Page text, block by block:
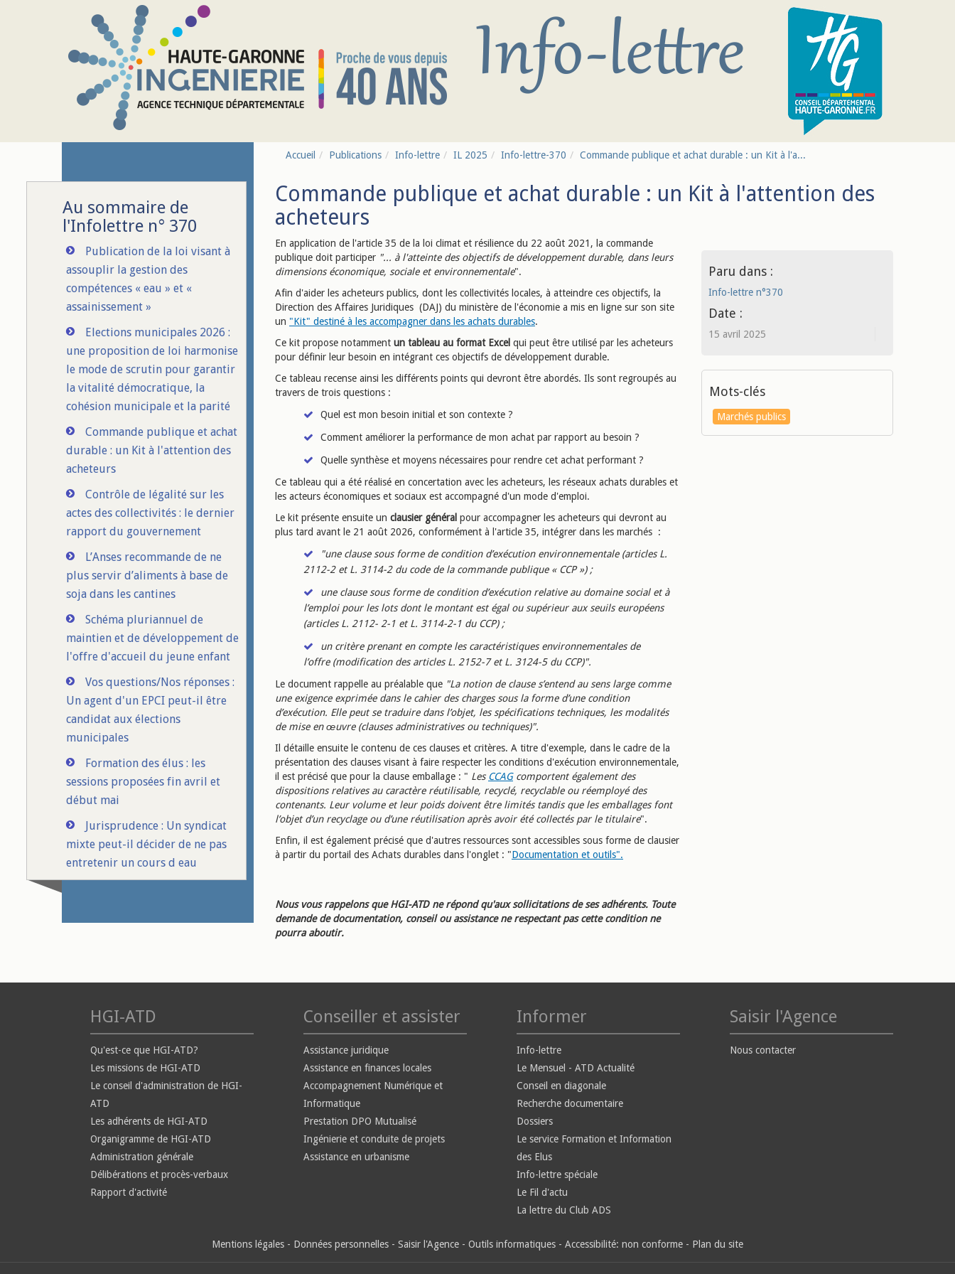
Au sommaire de
l'Infolettre n° 370
Publication de la loi visant à
assouplir la gestion des
compétences « eau » et «
assainissement »
Elections municipales 2026 :
une proposition de loi harmonise
le mode de scrutin pour garantir
la vitalité démocratique, la
cohésion municipale et la parité
Commande publique et achat
durable : un Kit à l'attention des
acheteurs
Contrôle de légalité sur les
actes des collectivités : le dernier
rapport du gouvernement
L’Anses recommande de ne
plus servir d’aliments à base de
soja dans les cantines
Schéma pluriannuel de
maintien et de développement de
l'offre d'accueil du jeune enfant
Vos questions/Nos réponses :
Un agent d'un EPCI peut-il être
candidat aux élections
municipales
Formation des élus : les
sessions proposées fin avril et
début mai
Jurisprudence : Un syndicat
mixte peut-il décider de ne pas
entretenir un cours d eau
Accueil Publications Info-lettre IL 2025 Info-lettre-370 Commande publique et achat durable : un Kit à l'a...
Commande publique et achat durable : un Kit à l'attention des
acheteurs
En application de l'article 35 de la loi climat et résilience du 22 août 2021, la commande
publique doit participer "... à l'atteinte des objectifs de développement durable, dans leurs
dimensions économique, sociale et environnementale".
Afin d'aider les acheteurs publics, dont les collectivités locales, à atteindre ces objectifs, la
Direction des Affaires Juridiques (DAJ) du ministère de l'économie a mis en ligne sur son site
un "Kit" destiné à les accompagner dans les achats durables.
Ce kit propose notamment un tableau au format Excel qui peut être utilisé par les acheteurs
pour définir leur besoin en intégrant ces objectifs de développement durable.
Ce tableau recense ainsi les différents points qui devront être abordés. Ils sont regroupés au
travers de trois questions :
Quel est mon besoin initial et son contexte ?
Comment améliorer la performance de mon achat par rapport au besoin ?
Quelle synthèse et moyens nécessaires pour rendre cet achat performant ?
Ce tableau qui a été réalisé en concertation avec les acheteurs, les réseaux achats durables et
les acteurs économiques et sociaux est accompagné d'un mode d'emploi.
Le kit présente ensuite un clausier général pour accompagner les acheteurs qui devront au
plus tard avant le 21 août 2026, conformément à l'article 35, intégrer dans les marchés :
"une clause sous forme de condition d’exécution environnementale (articles L.
2112-2 etL. 3114-2 du code de la commande publique « CCP ») ;
une clause sous forme de condition d’exécution relative au domaine social et à
l’emploi pour les lots dont le montant est égal ou supérieur aux seuils européens
(articles L. 2112- 2-1 et L. 3114-2-1 du CCP) ;
un critère prenant en compte les caractéristiques environnementales de
l’offre (modification des articles L. 2152-7 et L. 3124-5 du CCP)".
Le document rappelle au préalable que "La notion de clause s’entend au sens large comme
une exigence exprimée dans le cahier des charges sous la forme d’une condition
d’exécution. Elle peut se traduire dans l’objet, les spécifications techniques, les modalités
de mise en œuvre (clauses administratives ou techniques)".
Il détaille ensuite le contenu de ces clauses et critères. A titre d'exemple, dans le cadre de la
présentation des clauses visant à faire respecter les conditions d'exécution environnementale,
il est précisé que pour la clause emballage : " Les CCAGcomportent également des
dispositions relatives au caractère réutilisable, recyclé, recyclable ou réemployé des
contenants. Leur volume et leur poids doivent être limités tandis que les emballages font
l’objet d’un recyclage ou d’une réutilisation après avoir été collectés par le titulaire".
Enfin, il est également précisé que d'autres ressources sont accessibles sous forme de clausier
à partir du portail des Achats durables dans l'onglet : "Documentation et outils".
Nous vous rappelons que HGI-ATD ne répond qu'aux sollicitations de ses adhérents. Toute
demande de documentation, conseil ou assistance ne respectant pas cette condition ne
pourra aboutir.
Paru dans :
Info-lettre n°370
Date :
15 avril 2025
Mots-clés
Marchés publics
HGI-ATD
Qu'est-ce que HGI-ATD?
Les missions de HGI-ATD
Le conseil d'administration de HGI-
ATD
Les adhérents de HGI-ATD
Organigramme de HGI-ATD
Administration générale
Délibérations et procès-verbaux
Rapport d'activité
Conseiller et assister
Assistance juridique
Assistance en finances locales
Accompagnement Numérique et
Informatique
Prestation DPO Mutualisé
Ingénierie et conduite de projets
Assistance en urbanisme
Informer
Info-lettre
Le Mensuel - ATD Actualité
Conseil en diagonale
Recherche documentaire
Dossiers
Le service Formation et Information
des Elus
Info-lettre spéciale
Le Fil d'actu
La lettre du Club ADS
Saisir l'Agence
Nous contacter
Mentions légales - Données personnelles - Saisir l'Agence - Outils informatiques - Accessibilité: non conforme - Plan du site